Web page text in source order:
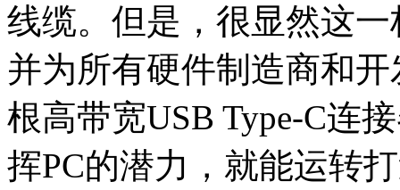
线缆。但是，很显然这
并为所有硬件制造商和
根高带宽USB Type-C连
挥PC的潜力，就能运转